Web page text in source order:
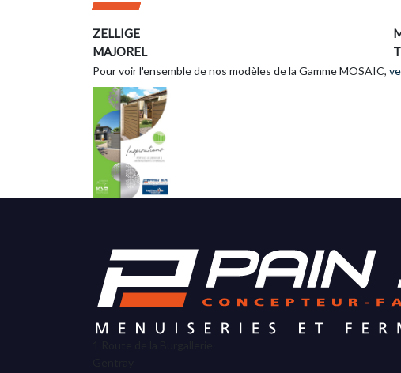
ZELLIGE
MAJOREL
Pour voir l'ensemble de nos modèles de la Gamme MOSAIC,